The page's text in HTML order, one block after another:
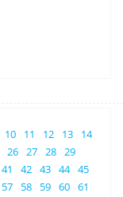
10 11 12 13
14
26 27 28 29
41 42 43 44 45
57 58 59 60 61